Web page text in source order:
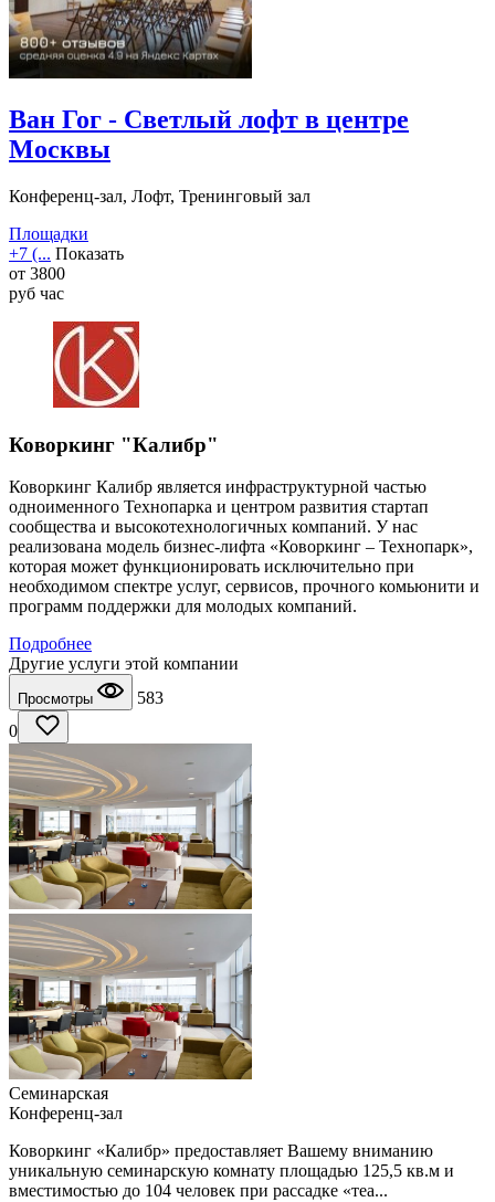
Ван Гог - Светлый лофт в центре
Москвы
Конференц-зал, Лофт, Тренинговый зал
Площадки
+7 (... Показать
от 3800
руб час
Коворкинг "Калибр"
Коворкинг Калибр является инфраструктурной частью
одноименного Технопарка и центром развития стартап
сообщества и высокотехнологичных компаний. У нас
реализована модель бизнес-лифта «Коворкинг – Технопарк»,
которая может функционировать исключительно при
необходимом спектре услуг, сервисов, прочного комьюнити и
программ поддержки для молодых компаний.
Подробнее
Другие услуги этой компании
Просмотры
583
0
Семинарская
Конференц-зал
Коворкинг «Калибр» предоставляет Вашему вниманию
уникальную семинарскую комнату площадью 125,5 кв.м и
вместимостью до 104 человек при рассадке «теа...